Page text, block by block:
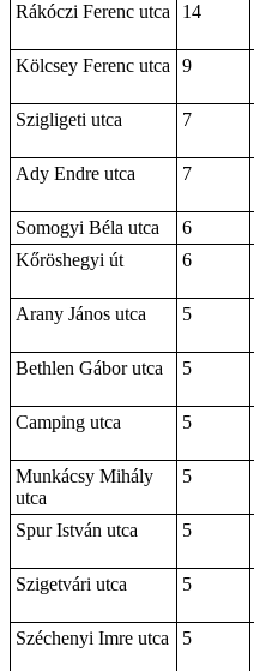
Rákóczi Ferenc utca
14
Kölcsey Ferenc utca
9
Szigligeti utca
7
Ady Endre utca
7
Somogyi Béla utca
6
Kőröshegyi út
6
Arany János utca
5
Bethlen Gábor utca
5
Camping utca
5
Munkácsy Mihály
utca
5
Spur István utca
5
Szigetvári utca
5
Széchenyi Imre utca
5